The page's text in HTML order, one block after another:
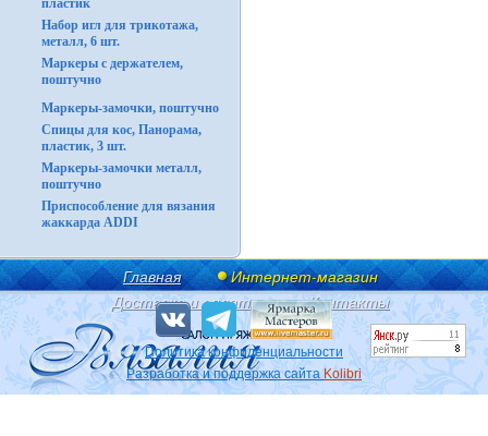
пластик
Набор игл для трикотажа,
металл, 6 шт.
Маркеры с держателем,
поштучно
Маркеры-замочки, поштучно
Спицы для кос, Панорама,
пластик, 3 шт.
Маркеры-замочки металл,
поштучно
Приспособление для вязания
жаккарда ADDI
Главная
Интернет-магазин
Доставка и оплата
Контакты
Политика конфиденциальности
Разработка и поддержка сайта Kolibri